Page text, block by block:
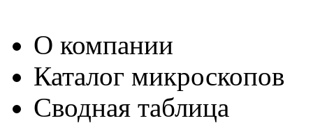
О компании
Каталог микроскопов
Сводная таблица